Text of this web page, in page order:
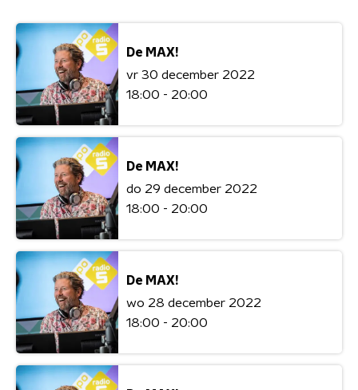
De MAX!
vr 30 december 2022
18:00 - 20:00
De MAX!
do 29 december 2022
18:00 - 20:00
De MAX!
wo 28 december 2022
18:00 - 20:00